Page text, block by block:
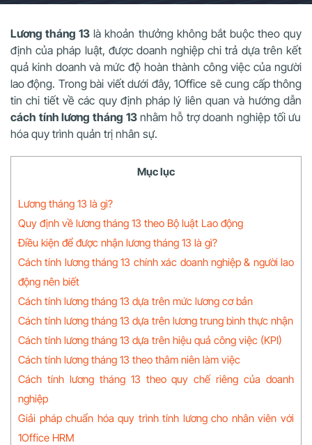
Lương tháng 13 là khoản thưởng không bắt buộc theo quy
định của pháp luật, được doanh nghiệp chi trả dựa trên kết
quả kinh doanh và mức độ hoàn thành công việc của người
lao động. Trong bài viết dưới đây, 1Office sẽ cung cấp thông
tin chi tiết về các quy định pháp lý liên quan và hướng dẫn
cách tính lương tháng 13nhằm hỗ trợ doanh nghiệp tối ưu
hóa quy trình quản trị nhân sự.
Mục lục
Lương tháng 13 là gì?
Quy định về lương tháng 13 theo Bộ luật Lao động
Điều kiện để được nhận lương tháng 13 là gì?
Cách tính lương tháng 13 chính xác doanh nghiệp & người lao
động nên biết
Cách tính lương tháng 13 dựa trên mức lương cơ bản
Cách tính lương tháng 13 dựa trên lương trung bình thực nhận
Cách tính lương tháng 13 dựa trên hiệu quả công việc (KPI)
Cách tính lương tháng 13 theo thâm niên làm việc
Cách tính lương tháng 13 theo quy chế riêng của doanh
nghiệp
Giải pháp chuẩn hóa quy trình tính lương cho nhân viên với
1Office HRM